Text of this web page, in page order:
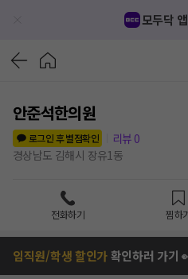
모두닥
안준석한의원
로그인 후 별점확인
리뷰 0
경상남도 김해시 장유1동
전화하기 찜하
임직원/학생 할인가확인하러 가기